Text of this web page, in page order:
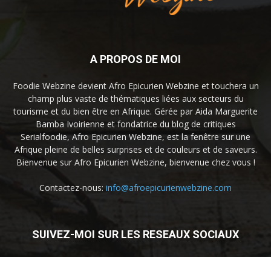
A PROPOS DE MOI
Foodie Webzine devient Afro Epicurien Webzine et touchera un
champ plus vaste de thématiques liées aux secteurs du
tourisme et du bien être en Afrique. Gérée par Aida Marguerite
Bamba Ivoirienne et fondatrice du blog de critiques
Serialfoodie, Afro Epicurien Webzine, est la fenêtre sur une
Afrique pleine de belles surprises et de couleurs et de saveurs.
Bienvenue sur Afro Epicurien Webzine, bienvenue chez vous !
Contactez-nous: info@afroepicurienwebzine.com
SUIVEZ-MOI SUR LES RESEAUX SOCIAUX